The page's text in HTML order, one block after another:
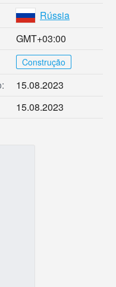
Rússia
GMT+03:00
Construção
15.08.2023
15.08.2023